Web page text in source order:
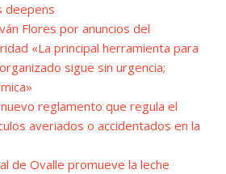
deepens
Flores por anuncios del
«La principal herramienta para
sigue sin urgencia;
reglamento que regula el
averiados o accidentados en la
de Ovalle promueve la leche